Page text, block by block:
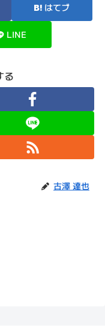
はてブ
LINE
る
古澤 達也